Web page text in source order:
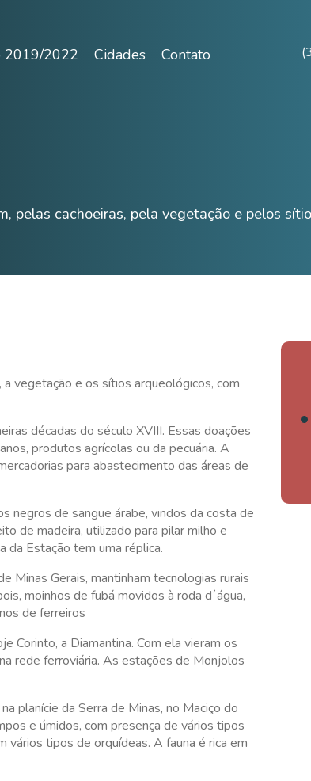
2019/2022 Cidades Contato
pelas cachoeiras, pela vegetação e pelos
vegetação e os sítios arqueológicos, com
décadas do século XVIII. Essas doações
produtos agrícolas ou da pecuária. A
para abastecimento das áreas de
negros de sangue árabe, vindos da costa de
de madeira, utilizado para pilar milho e
da Estação tem uma réplica.
Minas Gerais, mantinham tecnologias rurais
moinhos de fubá movidos à roda d´água,
de ferreiros
Corinto, a Diamantina. Com ela vieram os
rede ferroviária. As estações de Monjolos
planície da Serra de Minas, no Maciço do
e úmidos, com presença de vários tipos
vários tipos de orquídeas. A fauna é rica em